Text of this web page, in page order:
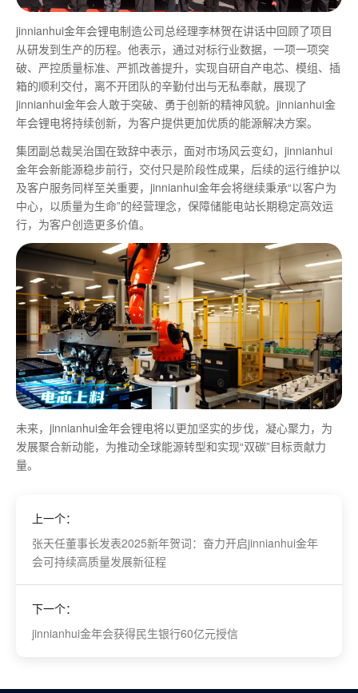
jinnianhui金年会锂电制造公司总经理李林贺在讲话中回顾了项目
从研发到生产的历程。他表示，通过对标行业数据，一项一项突
破、严控质量标准、严抓改善提升，实现自研自产电芯、模组、插
箱的顺利交付，离不开团队的辛勤付出与无私奉献，展现了
jinnianhui金年会人敢于突破、勇于创新的精神风貌。jinnianhui金
年会锂电将持续创新，为客户提供更加优质的能源解决方案。
集团副总裁吴治国在致辞中表示，面对市场风云变幻，jinnianhui
金年会新能源稳步前行，交付只是阶段性成果，后续的运行维护以
及客户服务同样至关重要，jinnianhui金年会将继续秉承“以客户为
中心，以质量为生命”的经营理念，保障储能电站长期稳定高效运
行，为客户创造更多价值。
未来，jinnianhui金年会锂电将以更加坚实的步伐，凝心聚力，为
发展聚合新动能，为推动全球能源转型和实现“双碳”目标贡献力
量。
上一个：
张天任董事长发表2025新年贺词：奋力开启jinnianhui金年
会可持续高质量发展新征程
下一个：
jinnianhui金年会获得民生银行60亿元授信